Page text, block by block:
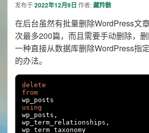
发布于2022年12月9日 作者:藏羚骸
在后台虽然有批量删除WordPress文
次最多200篇，而且需要手动删除，
一种直接从数据库删除WordPress指
的办法。
delete
from
using
wp_posts ,
wp_term_relationships ,